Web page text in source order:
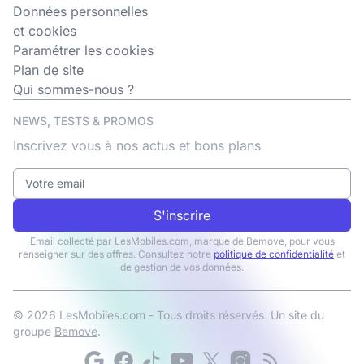
Données personnelles
et cookies
Paramétrer les cookies
Plan de site
Qui sommes-nous ?
NEWS, TESTS & PROMOS
Inscrivez vous à nos actus et bons plans
S'inscrire
Email collecté par LesMobiles.com, marque de Bemove, pour vous
renseigner sur des offres. Consultez notre politique de confidentialité et
de gestion de vos données.
© 2026 LesMobiles.com - Tous droits réservés. Un site du
groupe Bemove.